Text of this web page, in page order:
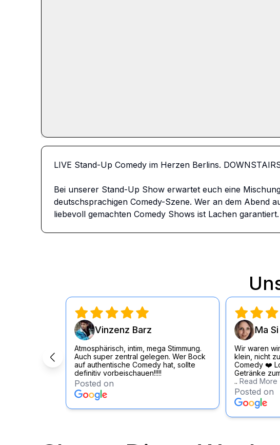
LIVE Stand-Up Comedy im Herzen Berlins.
Bei unserer Stand-Up Show erwartet euch eine
deutschsprachigen Comedy-Szene. Wer an dem Abend
liebevoll gemachten Comedy Shows ist Lachen garantiert.
Vinzenz Barz
Atmosphärisch, intim, mega Stimmung.
Auch super zentral gelegen. Wer Bock
auf authentische Comedy hat, sollte
definitiv vorbeischauen!!!!!
Posted on
Ma Si
Wir waren
klein, nicht
Comedy ❤️
Getränke
.. Read More
Posted on